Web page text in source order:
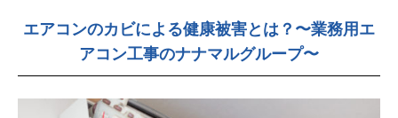
エアコンのカビによる健康被害とは？〜業務用エ
アコン工事のナナマルグループ〜